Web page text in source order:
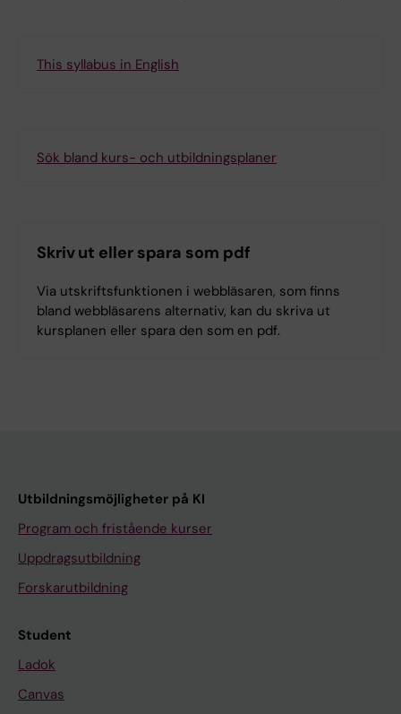
This syllabus in English
Sök bland kurs- och utbildningsplaner
Skriv ut eller spara som pdf
Via utskriftsfunktionen i webbläsaren, som finns
bland webbläsarens alternativ, kan du skriva ut
kursplanen eller spara den som en pdf.
Utbildningsmöjligheter på KI
Program och fristående kurser
Uppdragsutbildning
Forskarutbildning
Student
Ladok
Canvas